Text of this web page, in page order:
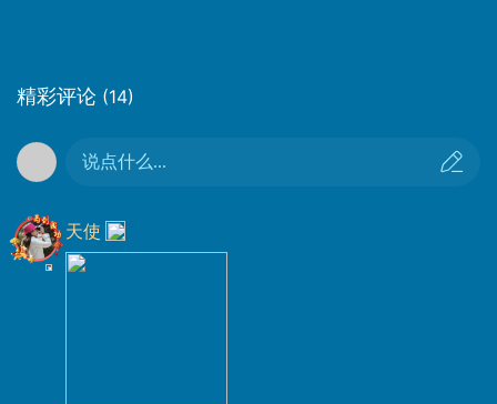
精彩评论 (14)
说点什么...
天使